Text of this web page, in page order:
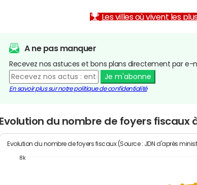
Les villes où vivent les
A ne pas manquer
Recevez nos astuces et bons plans directement par e-
Je m'abonne
En savoir plus sur notre politique de confidentialité
Evolution du nombre de foyers fiscaux
Evolution du nombre de foyers fiscaux (Source : JDN d'après
8k